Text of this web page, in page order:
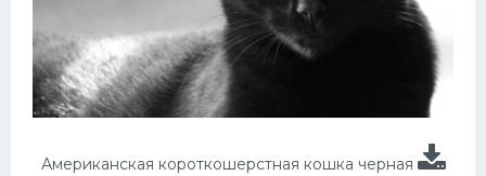
Американская короткошерстная кошка черная